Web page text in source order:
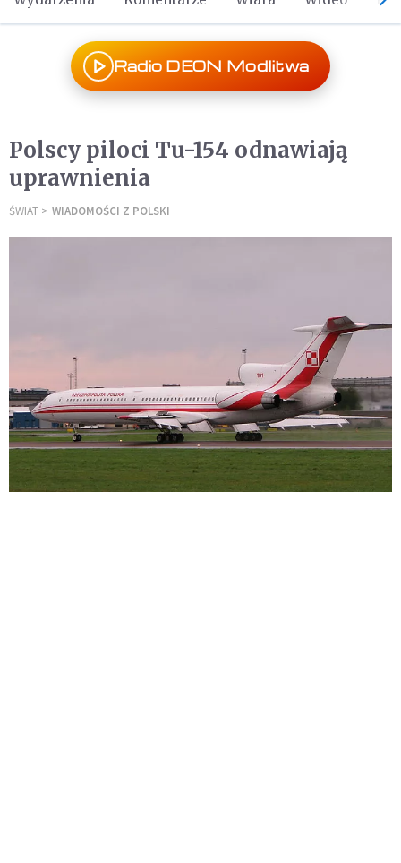
Radio DEON Modlitwa
Polscy piloci Tu-154 odnawiają
uprawnienia
ŚWIAT WIADOMOŚCI Z POLSKI